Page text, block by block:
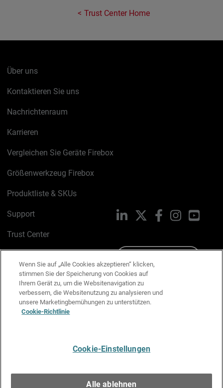
Trust Center Home
Über uns
Kontaktieren Sie uns
Nachrichtenraum
Karrieren
Vergleichen Sie Geräte Firebox
Größenwerkzeug Firebox
Produktliste & SKUs
Support
Trust Center
Cookie-Richtlinie
Datenschutzrichtlinie
Media & Brand Kit
LinkedIn FacebookInstagram
Wenn Sie auf „Alle Cookies akzeptieren“ klicken,
stimmen Sie der Speicherung von Cookies auf
Ihrem Gerät zu, um die Websitenavigation zu
verbessern, die Websitenutzung zu analysieren und
unsere Marketingbemühungen zu unterstützen.
Cookie-Richtlinie
Cookie-Einstellungen
Alle ablehnen